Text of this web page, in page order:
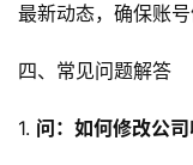
最新动态，确保账号
四、常见问题解答
1. 问：如何修改公司